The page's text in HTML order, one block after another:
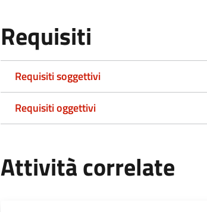
Requisiti
Requisiti soggettivi
Requisiti oggettivi
Attività correlate